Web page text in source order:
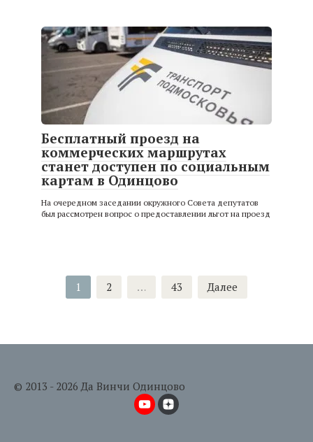
Бесплатный проезд на
коммерческих маршрутах
станет доступен по социальным
картам в Одинцово
На очередном заседании окружного Совета депутатов
был рассмотрен вопрос о предоставлении льгот на проезд
1 2 … 43 Далее
© 2013 - 2026 Да Винчи Одинцово